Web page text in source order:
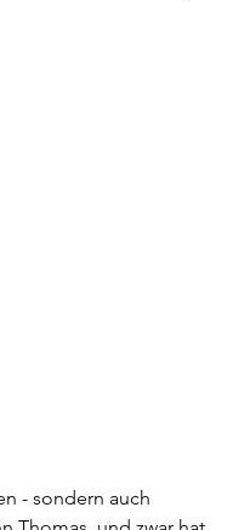
- sondern auch